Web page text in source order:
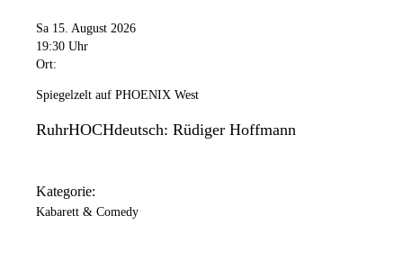
Sa 15. August 2026
19:30 Uhr
Ort:
Spiegelzelt auf PHOENIX West
RuhrHOCHdeutsch: Rüdiger Hoffmann
Kategorie:
Kabarett & Comedy